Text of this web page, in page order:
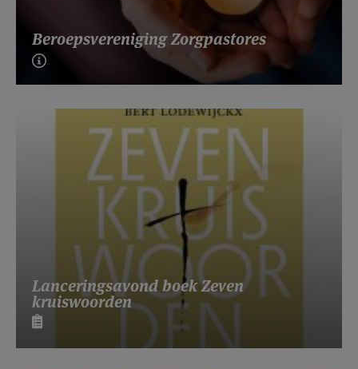
Beroepsvereniging Zorgpastores
Lanceringsavond boek Zeven
kruiswoorden